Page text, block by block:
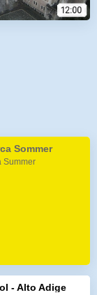
Sommer
Summer
- Alto Adige